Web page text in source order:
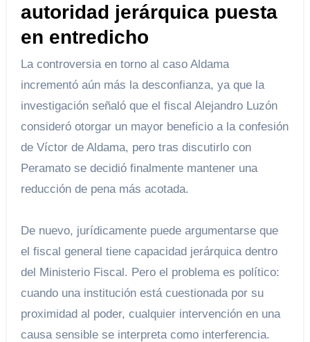
autoridad jerárquica puesta
en entredicho
La controversia en torno al caso Aldama
incrementó aún más la desconfianza, ya que la
investigación señaló que el fiscal Alejandro Luzón
consideró otorgar un mayor beneficio a la confesión
de Víctor de Aldama, pero tras discutirlo con
Peramato se decidió finalmente mantener una
reducción de pena más acotada.
De nuevo, jurídicamente puede argumentarse que
el fiscal general tiene capacidad jerárquica dentro
del Ministerio Fiscal. Pero el problema es político:
cuando una institución está cuestionada por su
proximidad al poder, cualquier intervención en una
causa sensible se interpreta como interferencia.